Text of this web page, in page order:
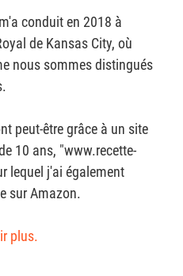
conduit en 2018 à
de Kansas City, où
nous sommes distingués
peut-être grâce à un site
10 ans, "www.recette-
lequel j'ai également
sur Amazon.
plus.